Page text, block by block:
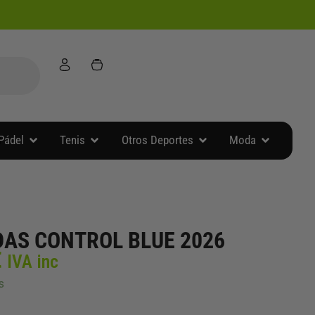
Abrir Accesorios Pádel
Tenis Abrir TenisOtros Deportes Abrir Otros Deportes
Moda Abrir Moda
CONTROL BLUE 2026
El
precio
actual
IVA inc